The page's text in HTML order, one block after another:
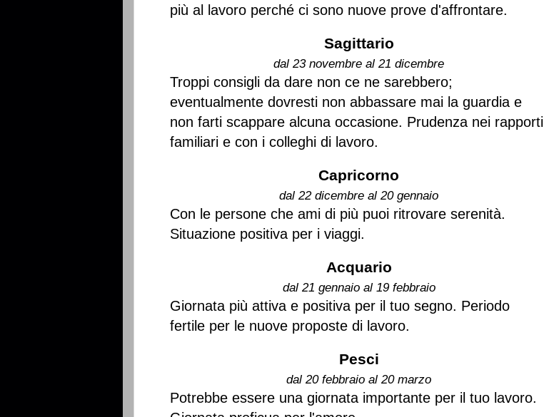
più al lavoro perché ci sono nuove prove d'affrontare.
Sagittario
dal 23 novembre al 21 dicembre
Troppi consigli da dare non ce ne sarebbero;
eventualmente dovresti non abbassare mai la guardia e
non farti scappare alcuna occasione. Prudenza nei rapporti
familiari e con i colleghi di lavoro.
Capricorno
dal 22 dicembre al 20 gennaio
Con le persone che ami di più puoi ritrovare serenità.
Situazione positiva per i viaggi.
Acquario
dal 21 gennaio al 19 febbraio
Giornata più attiva e positiva per il tuo segno. Periodo
fertile per le nuove proposte di lavoro.
Pesci
dal 20 febbraio al 20 marzo
Potrebbe essere una giornata importante per il tuo lavoro.